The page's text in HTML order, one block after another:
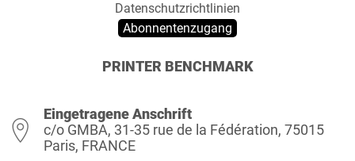
Datenschutzrichtlinien
Abonnentenzugang
PRINTER BENCHMARK
Eingetragene Anschrift
c/o GMBA, 31-35 rue de la Fédération, 75015
Paris, FRANCE